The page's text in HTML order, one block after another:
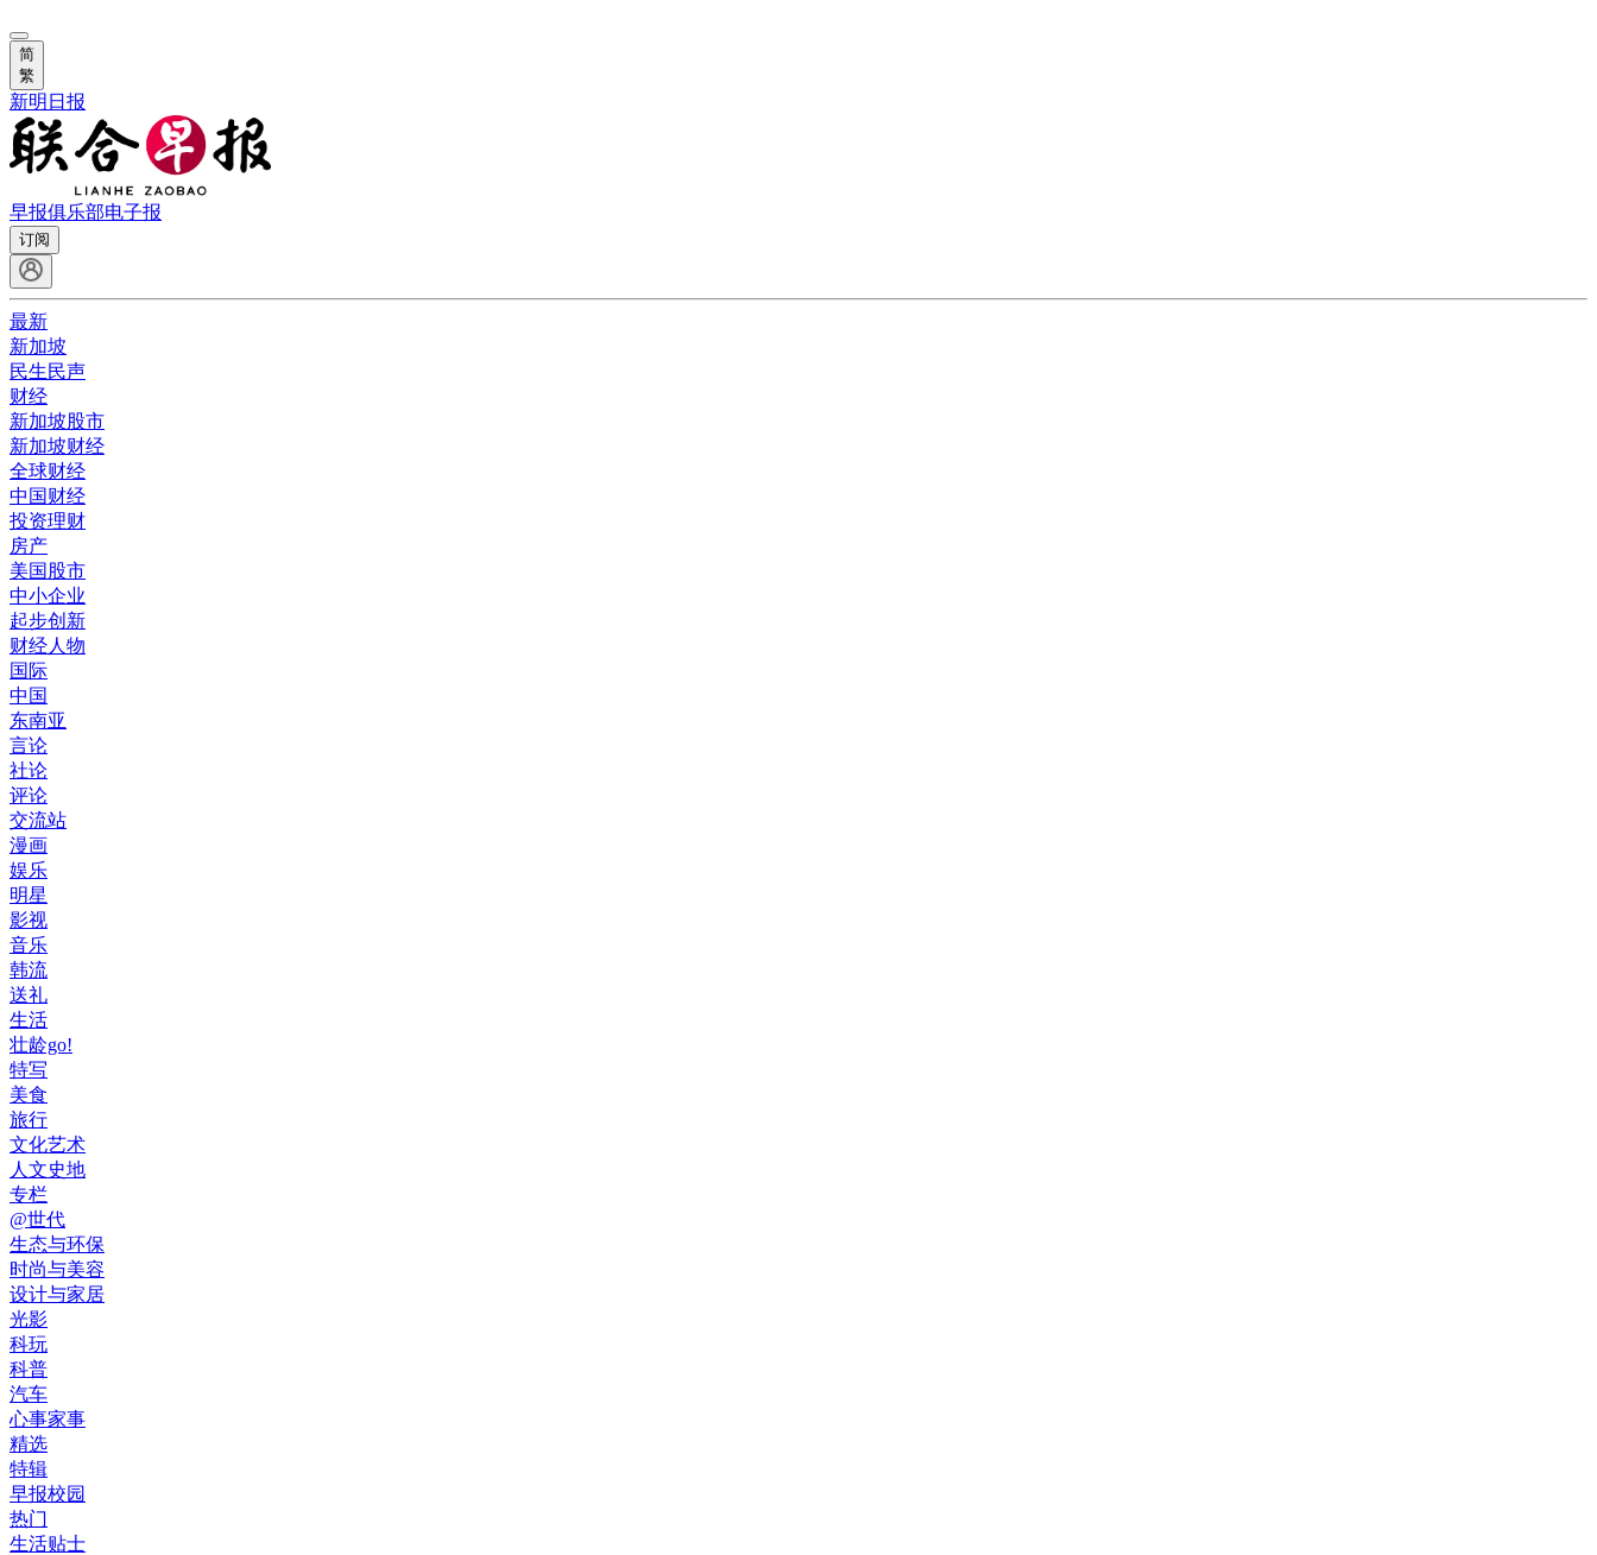
简
繁
新明日报
早报俱乐部电子报
订阅
最新
新加坡
民生民声
财经
新加坡股市
新加坡财经
全球财经
中国财经
投资理财
房产
美国股市
中小企业
起步创新
财经人物
国际
中国
东南亚
言论
社论
评论
交流站
漫画
娱乐
明星
影视
音乐
韩流
送礼
生活
壮龄go!
特写
美食
旅行
文化艺术
人文史地
专栏
@世代
生态与环保
时尚与美容
设计与家居
光影
科玩
科普
汽车
心事家事
精选
特辑
早报校园
热门
生活贴士